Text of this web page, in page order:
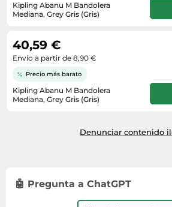
Tratamientos faciales
Sonido y alta fidelidad
Tablets
Televisores
Kipling Abanu M Bandolera
Mediana, Grey Gris (Gris)
Kipling Abanu M Bandolera
Mediana, Grey Gris (Gris)
Precio más barato
40,59 €
Envío a partir de 8,90 €
Denunciar contenido
🤖 Pregunta a ChatGPT